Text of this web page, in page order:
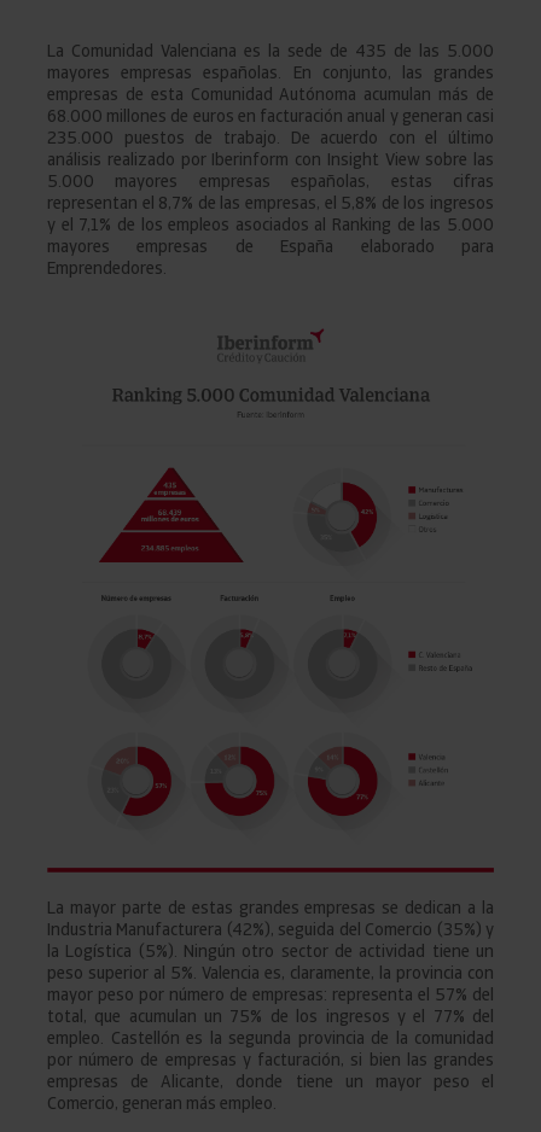
La Comunidad Valenciana es la sede de 435 de las 5.000
mayores empresas españolas. En conjunto, las grandes
empresas de esta Comunidad Autónoma acumulan más de
68.000 millones de euros en facturación anual y generan casi
235.000 puestos de trabajo. De acuerdo con el último
análisis realizado por Iberinform con Insight View sobre las
5.000 mayores empresas españolas, estas cifras
representan el 8,7% de las empresas, el 5,8% de los ingresos
y el 7,1% de los empleos asociados al Ranking de las 5.000
mayores empresas de España elaborado para
Emprendedores.
La mayor parte de estas grandes empresas se dedican a la
Industria Manufacturera (42%), seguida del Comercio (35%) y
la Logística (5%). Ningún otro sector de actividad tiene un
peso superior al 5%. Valencia es, claramente, la provincia con
mayor peso por número de empresas: representa el 57% del
total, que acumulan un 75% de los ingresos y el 77% del
empleo. Castellón es la segunda provincia de la comunidad
por número de empresas y facturación, si bien las grandes
empresas de Alicante, donde tiene un mayor peso el
Comercio, generan más empleo.